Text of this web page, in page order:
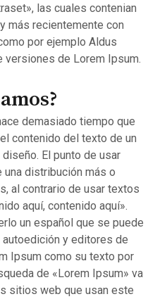
las cuales contenian
más recientemente con
por ejemplo Aldus
versiones de Lorem Ipsum.
demasiado tiempo que
contenido del texto de un
El punto de usar
distribución más o
al contrario de usar textos
aquí, contenido aquí».
un español que se puede
y editores de
Ipsum como su texto por
de «Lorem Ipsum» va
sitios web que usan este